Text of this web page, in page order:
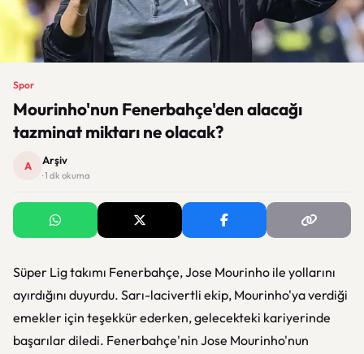
Spor
Mourinho'nun Fenerbahçe'den alacağı
tazminat miktarı ne olacak?
A Arşiv
· 1 dk okuma
Süper Lig takımı Fenerbahçe, Jose Mourinho ile yollarını
ayırdığını duyurdu. Sarı-lacivertli ekip, Mourinho'ya verdiği
emekler için teşekkür ederken, gelecekteki kariyerinde
başarılar diledi. Fenerbahçe'nin Jose Mourinho'nun